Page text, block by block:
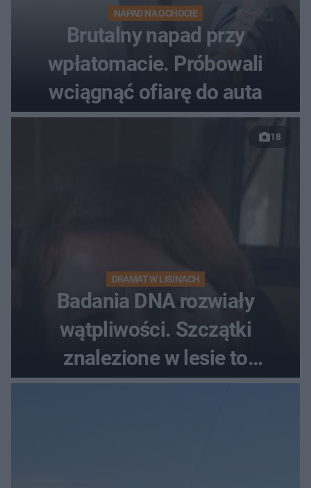
NAPAD NA OCHOCIE
Brutalny napad przy
wpłatomacie. Próbowali
wciągnąć ofiarę do auta
18
DRAMAT W LISINACH
Badania DNA rozwiały
wątpliwości. Szczątki
znalezione w lesie to
zaginiona Jowita Zielińska